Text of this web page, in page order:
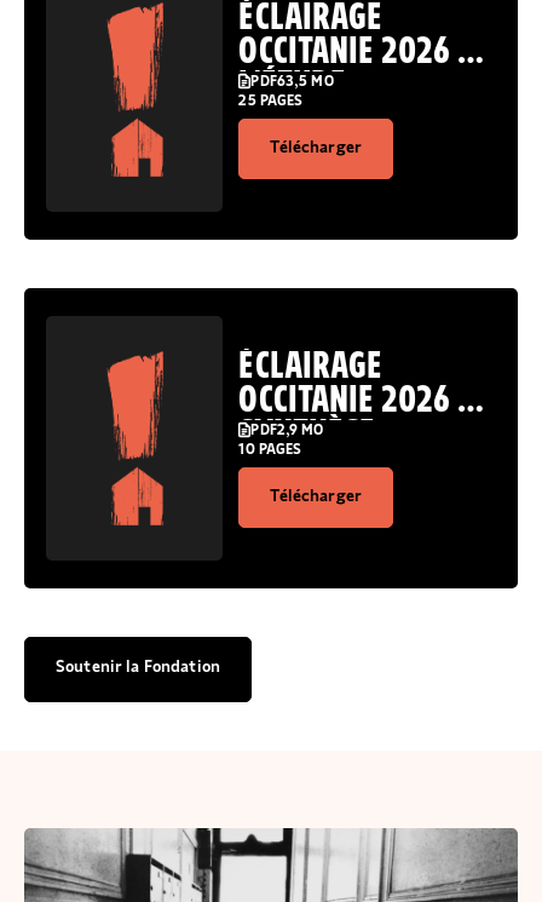
ÉCLAIRAGE
OCCITANIE 2026 :
L’ÉTUDE
PDF63,5 MO
25 PAGES
Télécharger
ÉCLAIRAGE
OCCITANIE 2026 :
SYNTHÈSE
PDF2,9 MO
10 PAGES
Télécharger
Soutenir la Fondation